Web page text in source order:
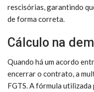
rescisórias, garantindo
de forma correta.
Cálculo na
Quando há um acordo
encerrar o contrato, a
FGTS. A fórmula utilizada